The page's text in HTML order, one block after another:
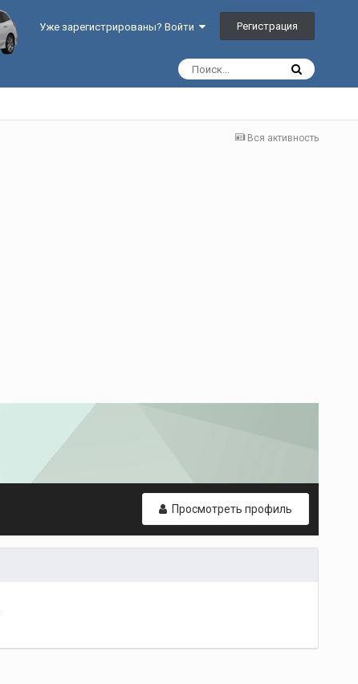
Уже зарегистрированы? Войти Регистрация
Вся активность
Просмотреть профиль